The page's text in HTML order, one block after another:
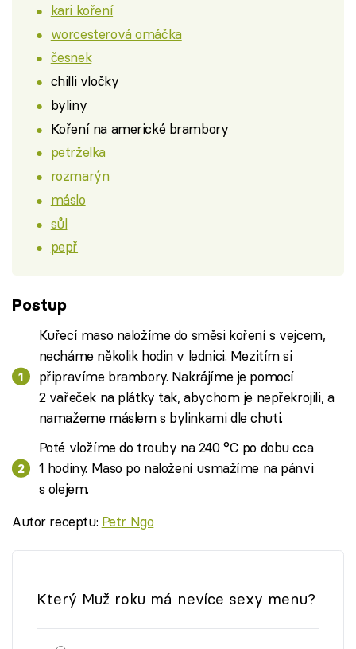
kari koření
worcesterová omáčka
česnek
chilli vločky
byliny
Koření na americké brambory
petrželka
rozmarýn
máslo
sůl
pepř
Postup
Kuřecí maso naložíme do směsi koření s vejcem,
necháme několik hodin v lednici. Mezitím si
připravíme brambory. Nakrájíme je pomocí
2 vařeček na plátky tak, abychom je nepřekrojili, a
namažeme máslem s bylinkami dle chuti.
Poté vložíme do trouby na 240 °C po dobu cca
1 hodiny. Maso po naložení usmažíme na pánvi
s olejem.
Autor receptu: Petr Ngo
Který Muž roku má nevíce sexy menu?